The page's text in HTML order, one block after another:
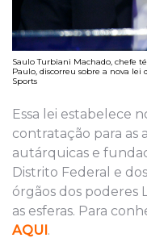
Saulo Turbiani Machado, chefe
Paulo, discorreu sobre a nova
Sports
Essa lei estabelece
contratação para as
autárquicas e
Distrito Federal e
órgãos dos poderes
as esferas. Para
AQUI.